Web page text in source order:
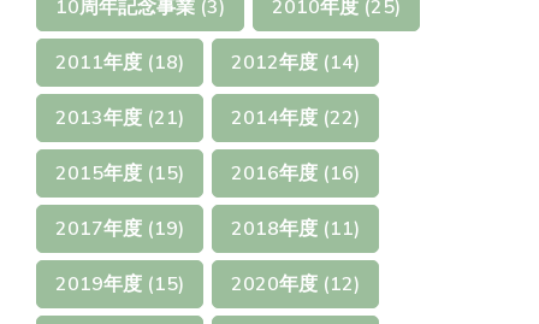
10周年記念事業 (3) 2010年度 (25)
2011年度 (18) 2012年度 (14)
2013年度 (21) 2014年度 (22)
2015年度 (15) 2016年度 (16)
2017年度 (19) 2018年度 (11)
2019年度 (15) 2020年度 (12)